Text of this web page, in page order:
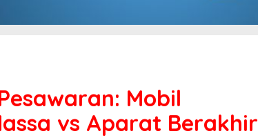
Mobil
vs Aparat Berakhir